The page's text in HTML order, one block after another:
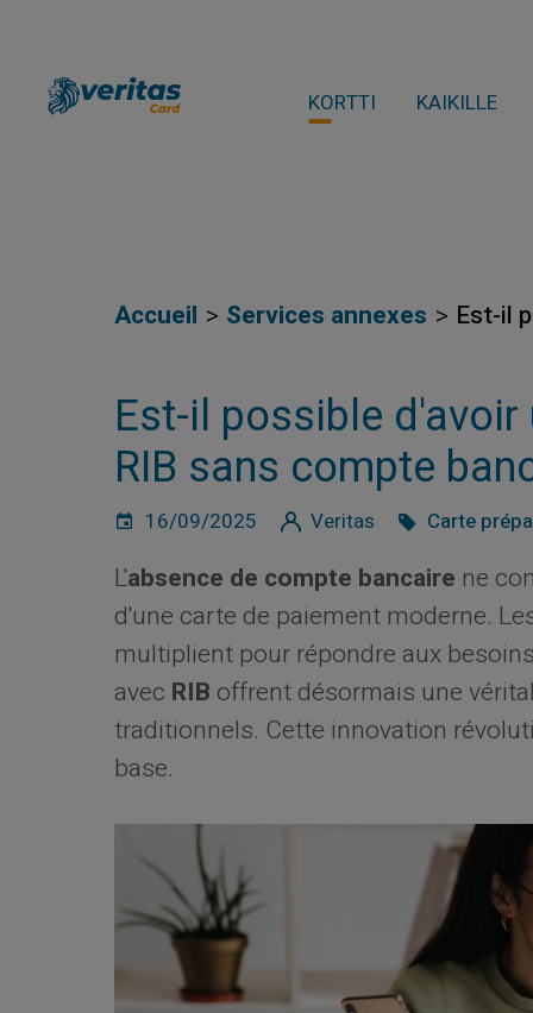
KORTTI KAIKILLE
Accueil Services annexes Est-il
Est-il possible
RIB sans compte
16/09/2025 Veritas Carte
L'absence de compte bancaire ne
d'une carte de paiement moderne.
multiplient pour répondre aux
avec RIB offrent désormais une
traditionnels. Cette innovation
base.